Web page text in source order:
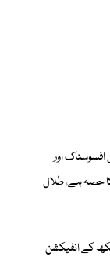
افسوسناک اور
حصہ ہے، طلال
کے انفیکشن